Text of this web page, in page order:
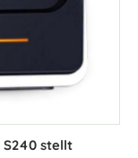
stellt